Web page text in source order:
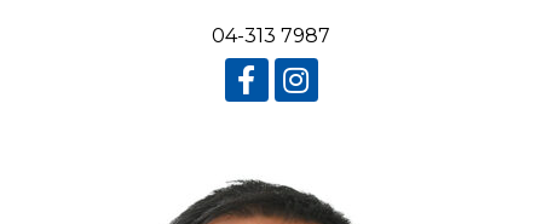
04-313 7987